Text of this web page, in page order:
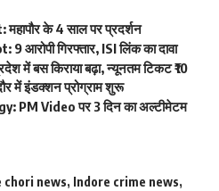
के 4 साल पर प्रदर्शन
गिरफ्तार, ISI लिंक का दावा
में बस किराया बढ़ा, न्यूनतम टिकट ₹10
में इंडक्शन प्रोग्राम शुरू
PM Video पर 3 दिन का अल्टीमेटम
chori news, Indore crime news,